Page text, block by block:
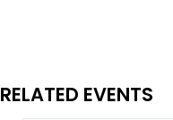
RELATED EVENTS